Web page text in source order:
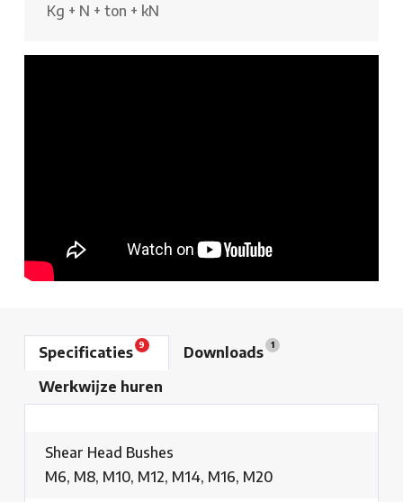
Kg + N + ton + kN
Specificaties 9 Downloads 1
Werkwijze huren
Shear Head Bushes
M6, M8, M10, M12, M14, M16, M20